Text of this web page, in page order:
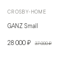
CROSBY-HOME
GANZ Small
28 000 ₽ 37 000 ₽